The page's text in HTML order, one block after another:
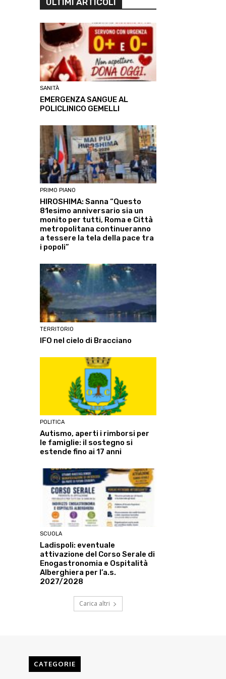
ULTIMI ARTICOLI
SANITÀ
EMERGENZA SANGUE AL
POLICLINICO GEMELLI
PRIMO PIANO
HIROSHIMA: Sanna “Questo
81esimo anniversario sia un
monito per tutti, Roma e Città
metropolitana continueranno
a tessere la tela della pace tra
i popoli”
TERRITORIO
IFO nel cielo di Bracciano
POLITICA
Autismo, aperti i rimborsi per
le famiglie: il sostegno si
estende fino ai 17 anni
SCUOLA
Ladispoli: eventuale
attivazione del Corso Serale di
Enogastronomia e Ospitalità
Alberghiera per l’a.s.
2027/2028
Carica altri
CATEGORIE